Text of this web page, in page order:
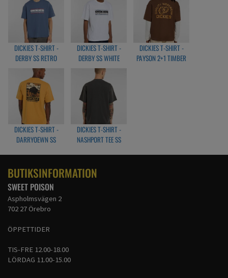
DICKIES T-SHIRT -
DERBY SS RETRO
INDIGO
DICKIES T-SHIRT -
DERBY SS WHITE
DICKIES T-SHIRT -
PAYSON 2+1 TIMBER
DICKIES T-SHIRT -
DARRYOEWN SS
DICKIES T-SHIRT -
NASHPORT TEE SS
BUTIKSINFORMATION
SWEET POISON
Aspholmsvägen 2
702 27 Örebro
ÖPPETTIDER
TIS-FRE 12.00-18.00
LÖRDAG 11.00-15.00